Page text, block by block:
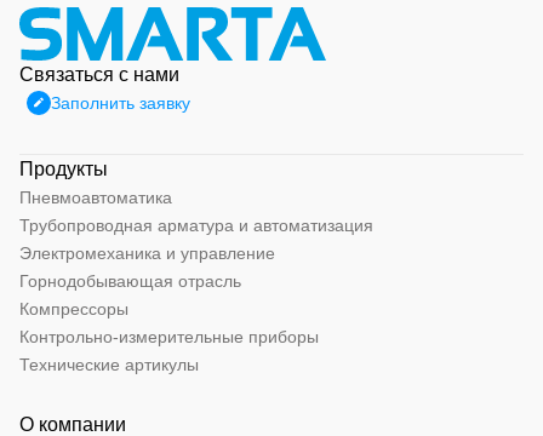
Связаться с нами
Заполнить заявку
Продукты
Пневмоавтоматика
Трубопроводная арматура и автоматизация
Электромеханика и управление
Горнодобывающая отрасль
Компрессоры
Контрольно-измерительные приборы
Технические артикулы
О компании